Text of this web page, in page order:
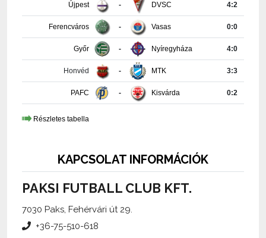
Újpest - DVSC 4:2
Ferencváros - Vasas 0:0
Győr - Nyíregyháza 4:0
Honvéd - MTK 3:3
PAFC - Kisvárda 0:2
Részletes tabella
KAPCSOLAT INFORMÁCIÓK
PAKSI FUTBALL CLUB KFT.
7030 Paks, Fehérvári út 29.
+36-75-510-618